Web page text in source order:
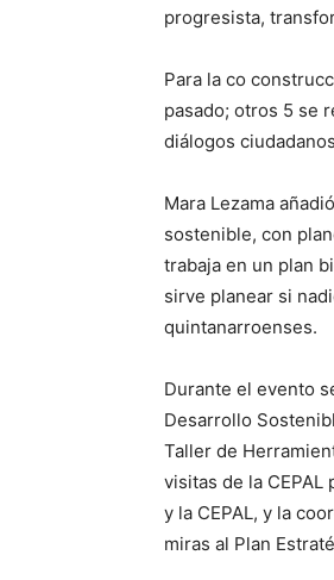
progresista,
Para la co
pasado; otros 5 se
diálogos
Mara Lezama
sostenible, con
trabaja en un plan
sirve planear si
quintanarroenses.
Durante el evento
Desarrollo
Taller de
visitas de la
y la CEPAL, y la
miras al Plan